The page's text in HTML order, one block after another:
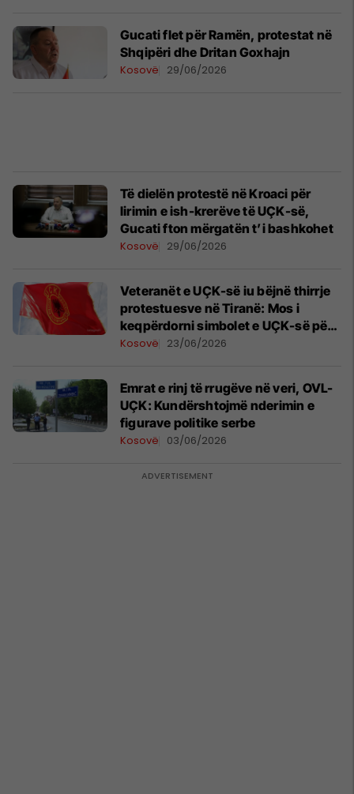
​Gucati flet për Ramën, protestat në
Shqipëri dhe Dritan Goxhajn
Kosovë 29/06/2026
Të dielën protestë në Kroaci për
lirimin e ish-krerëve të UÇK-së,
Gucati fton mërgatën t’i bashkohet
Kosovë 29/06/2026
Veteranët e UÇK-së iu bëjnë thirrje
protestuesve në Tiranë: Mos i
keqpërdorni simbolet e UÇK-së për
qëllime politike
Kosovë 23/06/2026
Emrat e rinj të rrugëve në veri, OVL-
UÇK: Kundërshtojmë nderimin e
figurave politike serbe
Kosovë 03/06/2026